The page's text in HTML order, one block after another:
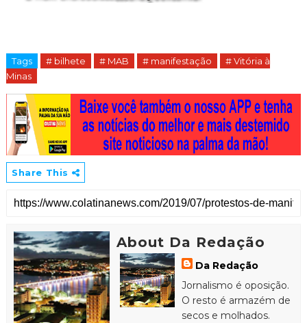
Tags # bilhete # MAB # manifestação
# Vitória à
Minas
Share This
About Da Redação
Da Redação
Jornalismo é oposição.
O resto é armazém de
secos e molhados.